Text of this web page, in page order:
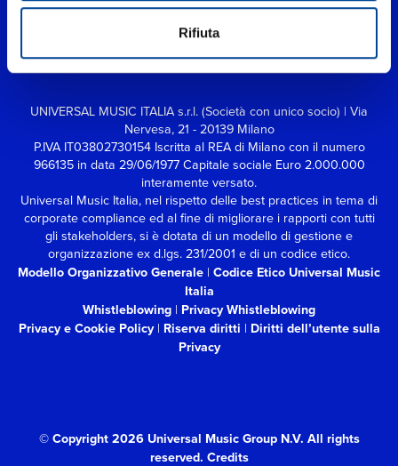
Rifiuta
UNIVERSAL MUSIC ITALIA s.r.l. (Società con unico socio) | Via
Nervesa, 21 - 20139 Milano
P.IVA IT03802730154 Iscritta al REA di Milano con il numero
966135 in data 29/06/1977Capitale sociale Euro 2.000.000
interamente versato.
Universal Music Italia, nel rispetto delle best practices in tema di
corporate compliance ed al fine di migliorare i rapporti con tutti
gli stakeholders,si è dotata di un modello di gestione e
organizzazione ex d.lgs. 231/2001 e di un codice etico.
Modello Organizzativo Generale | Codice Etico Universal Music
Italia
Whistleblowing | Privacy Whistleblowing
Privacy e Cookie Policy| Riserva diritti | Diritti dell’utente sulla
Privacy
© Copyright 2026 Universal Music Group N.V. All rights
reserved. Credits